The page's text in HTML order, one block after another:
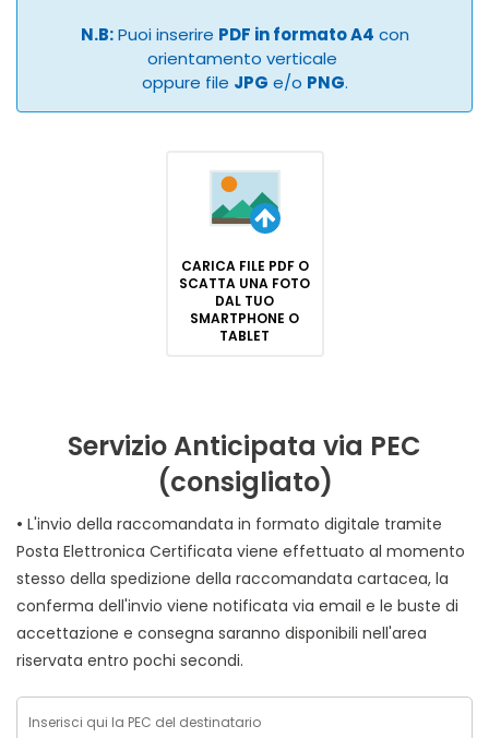
N.B:Puoi inserire PDF in formato A4 con
orientamento verticale
oppure file JPG e/o PNG.
CARICA FILE PDF O
SCATTA UNA FOTO
DAL TUO
SMARTPHONE O
TABLET
Servizio Anticipata via PEC
(consigliato)
• L'invio della raccomandata in formato digitale tramite
Posta Elettronica Certificata viene effettuato al momento
stesso della spedizione della raccomandata cartacea, la
conferma dell'invio viene notificata via email e le buste di
accettazione e consegna saranno disponibili nell'area
riservata entro pochi secondi.